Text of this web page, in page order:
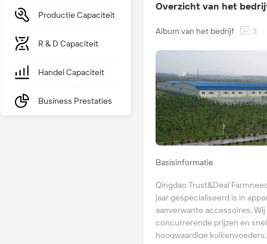
Productie Capaciteit
R & D Capaciteit
Handel Capaciteit
Business Prestaties
Overzicht van het
Album van het bedrijf 3
Basisinformatie
Qingdao Trust&Deal
jaar gespecialiseerd is in
aanverwante accessoires.
concurrerende prijzen en
hoogwaardige